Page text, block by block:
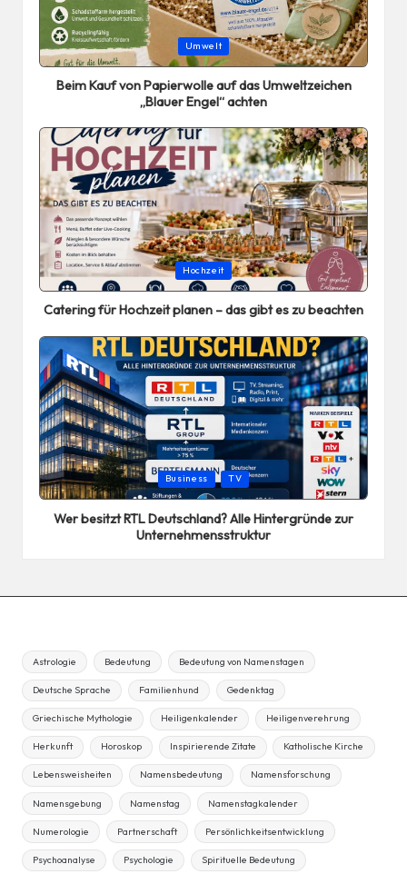
Posted
in
Umwelt
Beim Kauf von Papierwolle auf das Umweltzeichen
„Blauer Engel“ achten
Posted
in
Hochzeit
Catering für Hochzeit planen – das gibt es zu beachten
Posted
in
Business TV
Wer besitzt RTL Deutschland? Alle Hintergründe zur
Unternehmensstruktur
Astrologie Bedeutung Bedeutung von Namenstagen
Deutsche Sprache Familienhund Gedenktag
Griechische Mythologie Heiligenkalender Heiligenverehrung
Herkunft Horoskop Inspirierende Zitate Katholische Kirche
Lebensweisheiten Namensbedeutung Namensforschung
Namensgebung Namenstag Namenstagkalender
Numerologie Partnerschaft Persönlichkeitsentwicklung
Psychoanalyse Psychologie Spirituelle Bedeutung